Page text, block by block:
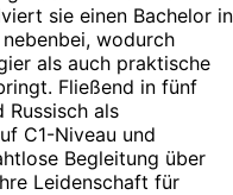
sie einen Bachelor in
wodurch
als auch praktische
Fließend in fünf
Russisch als
C1-Niveau und
Begleitung über
Leidenschaft für